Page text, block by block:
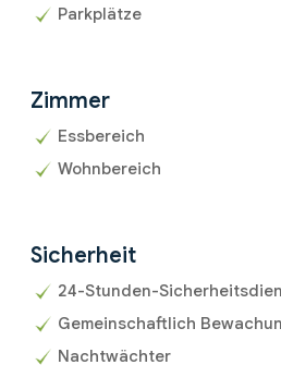
Parkplätze
Zimmer
Essbereich
Wohnbereich
Sicherheit
24-Stunden-
Gemeinschaftlich
Nachtwächter